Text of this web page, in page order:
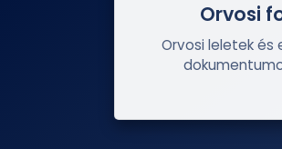
Orvosi
Orvosi leletek és